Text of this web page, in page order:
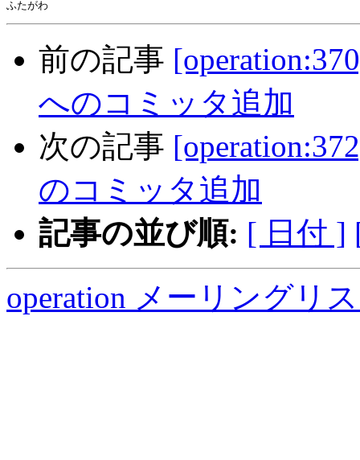
前の記事
へのコミッタ追加
次の記事
のコミッタ追加
記事の並び順: [ 日付 ]
operation メーリングリ